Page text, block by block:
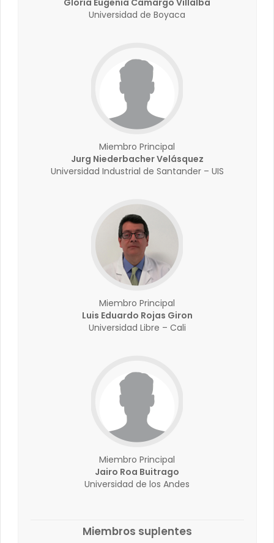
Gloria Eugenia Camargo Villalba
Universidad de Boyaca
Miembro Principal
Jurg Niederbacher Velásquez
Universidad Industrial de Santander – UIS
Miembro Principal
Luis Eduardo Rojas Giron
Universidad Libre – Cali
Miembro Principal
Jairo Roa Buitrago
Universidad de los Andes
Miembros suplentes